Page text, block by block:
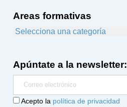
Areas formativas
Apúntate a la newsletter:
Acepto la política de privacidad